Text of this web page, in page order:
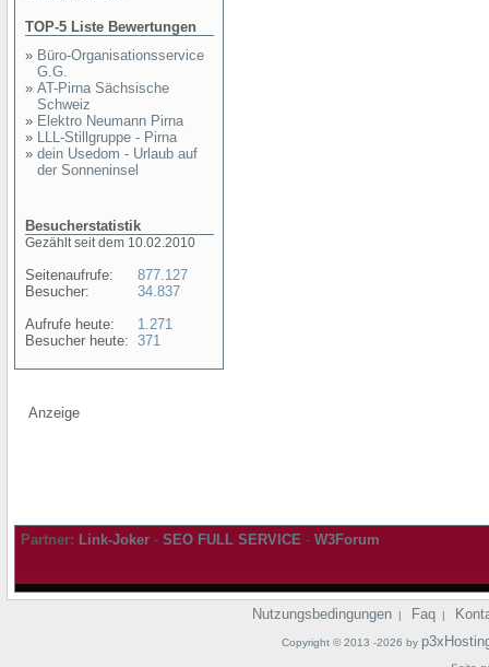
TOP-5 Liste Bewertungen
» Büro-Organisationsservice
G.G.
» AT-Pirna Sächsische
Schweiz
» Elektro Neumann Pirna
» LLL-Stillgruppe - Pirna
» dein Usedom - Urlaub auf
der Sonneninsel
Besucherstatistik
Gezählt seit dem 10.02.2010
Seitenaufrufe:
Besucher:
Aufrufe heute:
Besucher heute:
877.127
34.837
1.271
371
Anzeige
Partner: Link-Joker - SEO FULL SERVICE - W3Forum
Nutzungsbedingungen | Faq |
Copyright © 2013 -2026 by